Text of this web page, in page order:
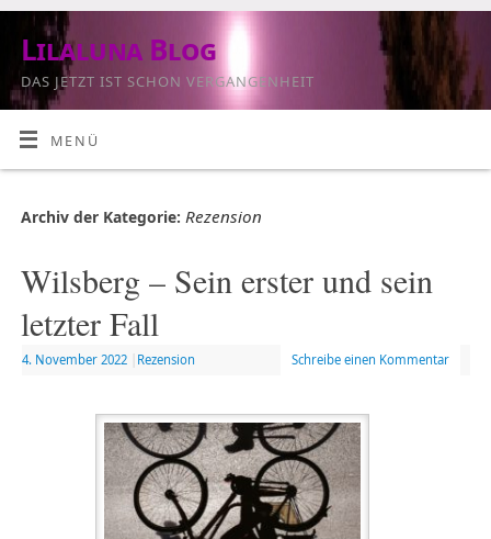
Lilaluna Blog
DAS JETZT IST SCHON VERGANGENHEIT
MENÜ
Archiv der Kategorie: Rezension
Wilsberg – Sein erster und sein
letzter Fall
4. November 2022 Rezension Schreibe einen Kommentar